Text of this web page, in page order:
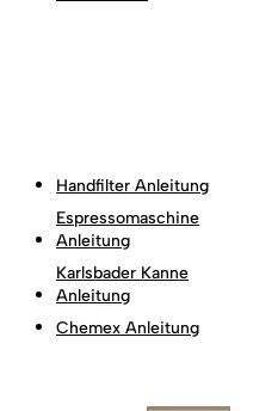
Handfilter Anleitung
Espressomaschine
Anleitung
Karlsbader Kanne
Anleitung
Chemex Anleitung